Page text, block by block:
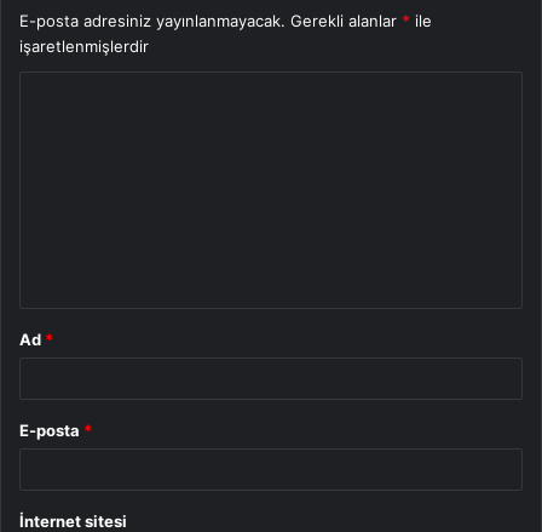
E-posta adresiniz yayınlanmayacak. Gerekli alanlar * ile
işaretlenmişlerdir
Ad *
E-posta *
İnternet sitesi